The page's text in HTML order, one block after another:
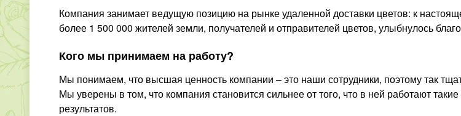
Компания занимает ведущую позицию на рынке удаленной доставки цветов: к
более 1 500 000 жителей земли, получателей и отправителей цветов, улыбнулось
Кого мы принимаем на работу?
Мы понимаем, что высшая ценность компании – это наши сотрудники, поэтому так
Мы уверены в том, что компания становится сильнее от того, что в ней работают
результатов.